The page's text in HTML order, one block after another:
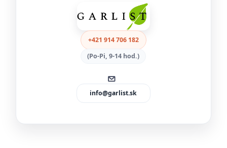
+421 914 706 182
(Po-Pi, 9-14 hod.)
info@garlist.sk